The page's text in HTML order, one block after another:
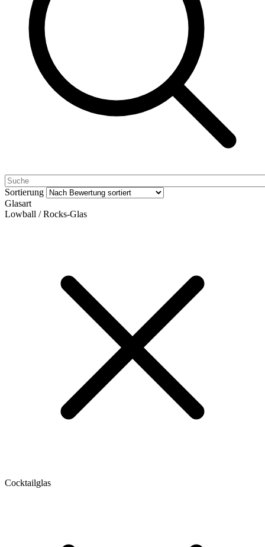
Sortierung
Glasart
Lowball / Rocks-Glas
Cocktailglas